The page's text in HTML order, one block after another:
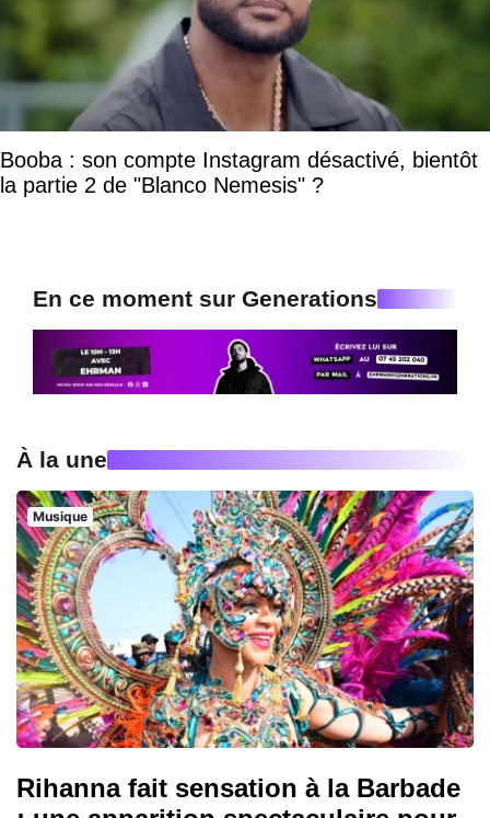
Booba : son compte Instagram désactivé, bientôt
la partie 2 de "Blanco Nemesis" ?
En ce moment sur Generations
À la une
Musique
Rihanna fait sensation à la Barbade